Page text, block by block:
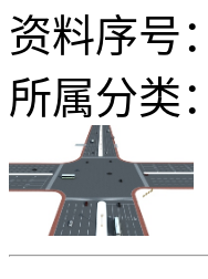
资料序号
所属分类：